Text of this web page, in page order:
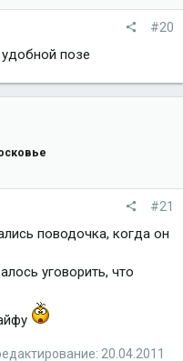
#20
удобной позе
#21
поводочка, когда он
уговорить, что
20.04.2011